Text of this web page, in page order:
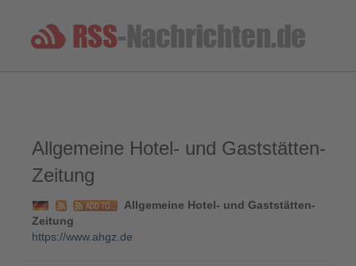
Allgemeine Hotel- und Gaststätten-
Zeitung
Allgemeine Hotel- und Gaststätten-
Zeitung
https://www.ahgz.de